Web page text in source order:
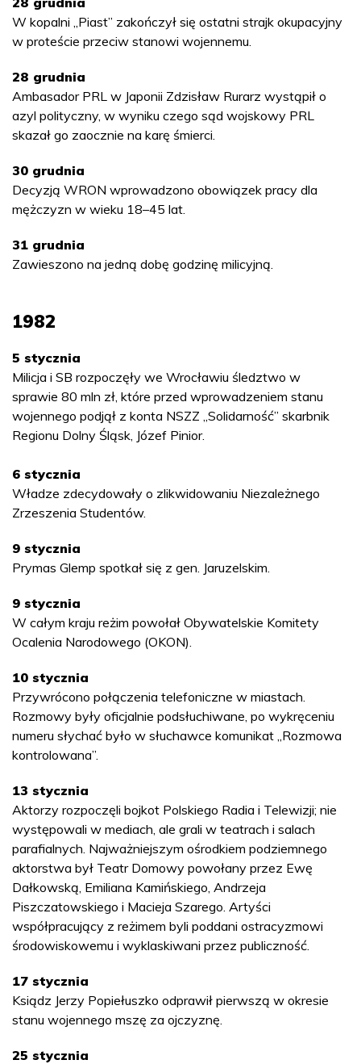
W kopalni „Piast” zakończył się ostatni strajk okupacyjny
w proteście przeciw stanowi wojennemu.
28 grudnia
Ambasador PRL w Japonii Zdzisław Rurarz wystąpił o
azyl polityczny, w wyniku czego sąd wojskowy PRL
skazał go zaocznie na karę śmierci.
30 grudnia
Decyzją WRON wprowadzono obowiązek pracy dla
mężczyzn w wieku 18–45 lat.
31 grudnia
Zawieszono na jedną dobę godzinę milicyjną.
1982
5 stycznia
Milicja i SB rozpoczęły we Wrocławiu śledztwo w
sprawie 80 mln zł, które przed wprowadzeniem stanu
wojennego podjął z konta NSZZ „Solidarność” skarbnik
Regionu Dolny Śląsk, Józef Pinior.
6 stycznia
Władze zdecydowały o zlikwidowaniu Niezależnego
Zrzeszenia Studentów.
9 stycznia
Prymas Glemp spotkał się z gen. Jaruzelskim.
9 stycznia
W całym kraju reżim powołał Obywatelskie Komitety
Ocalenia Narodowego (OKON).
10 stycznia
Przywrócono połączenia telefoniczne w miastach.
Rozmowy były oficjalnie podsłuchiwane, po wykręceniu
numeru słychać było w słuchawce komunikat „Rozmowa
kontrolowana”.
13 stycznia
Aktorzy rozpoczęli bojkot Polskiego Radia i Telewizji; nie
występowali w mediach, ale grali w teatrach i salach
parafialnych. Najważniejszym ośrodkiem podziemnego
aktorstwa był Teatr Domowy powołany przez Ewę
Dałkowską, Emiliana Kamińskiego, Andrzeja
Piszczatowskiego i Macieja Szarego. Artyści
współpracujący z reżimem byli poddani ostracyzmowi
środowiskowemu i wyklaskiwani przez publiczność.
17 stycznia
Ksiądz Jerzy Popiełuszko odprawił pierwszą w okresie
stanu wojennego mszę za ojczyznę.
25 stycznia